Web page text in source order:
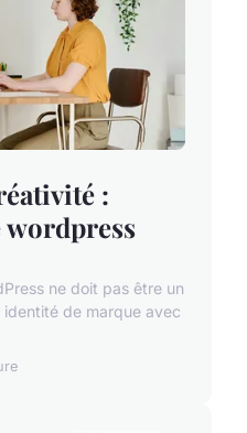
:
wordpress
ne doit pas être un
de marque avec